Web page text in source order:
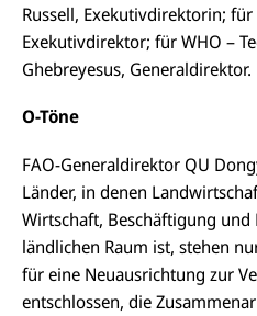
Russell, Exekutivdirektorin; für
Exekutivdirektor; für WHO –
Ghebreyesus, Generaldirektor.
O-Töne
FAO-Generaldirektor QU
Länder, in denen
Wirtschaft, Beschäftigung und
ländlichen Raum ist, stehen
für eine Neuausrichtung zur
entschlossen, die